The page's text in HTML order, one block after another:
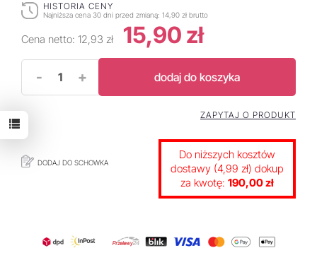
HISTORIA CENY
Najniższa cena 30 dni przed zmianą: 14,90 zł brutto
Cena netto: 12,93 zł 15,90 zł
- + dodaj do koszyka
DODAJ DO SCHOWKA
ZAPYTAJ O PRODUKT
Do niższych kosztów
dostawy (4,99 zł) dokup
za kwotę: 190,00 zł